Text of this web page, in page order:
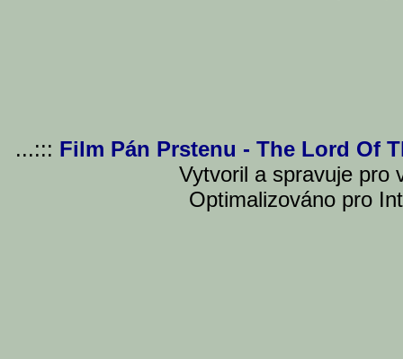
...::: Film Pán Prstenu - The Lord Of
Vytvoril a spravuje pro
Optimalizováno pro